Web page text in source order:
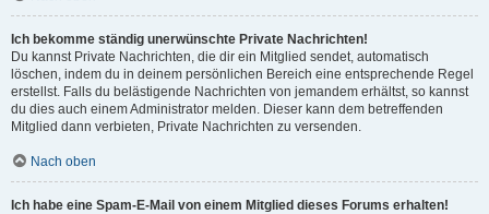
Ich bekomme ständig unerwünschte Private Nachrichten!
Du kannst Private Nachrichten, die dir ein Mitglied sendet, automatisch
löschen, indem du in deinem persönlichen Bereich eine entsprechende Regel
erstellst. Falls du belästigende Nachrichten von jemandem erhältst, so kannst
du dies auch einem Administrator melden. Dieser kann dem betreffenden
Mitglied dann verbieten, Private Nachrichten zu versenden.
Nach oben
Ich habe eine Spam-E-Mail von einem Mitglied dieses Forums erhalten!